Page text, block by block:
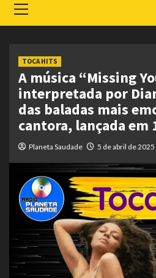
Menu
TOCA HITS
A música “Missing
interpretada por
das baladas mais
cantora, lançada em
Planeta Saudade 5 de abril de 2025